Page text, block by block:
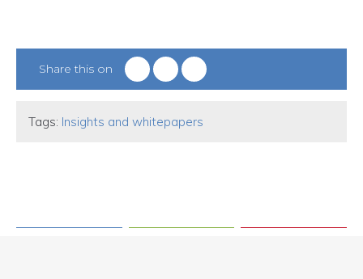
Share this on
Tags: Insights and whitepapers